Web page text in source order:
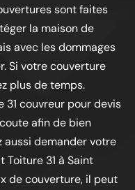
sont faites
la maison de
avec les dommages
Si votre couverture
plus de temps.
31 couvreur pour devis
afin de bien
aussi demander votre
Toiture 31 à Saint
de couverture, il peut